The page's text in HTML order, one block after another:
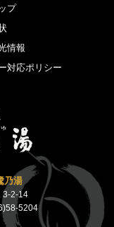
プ
情報
対応ポリシー
乃湯
3-2-14
5204